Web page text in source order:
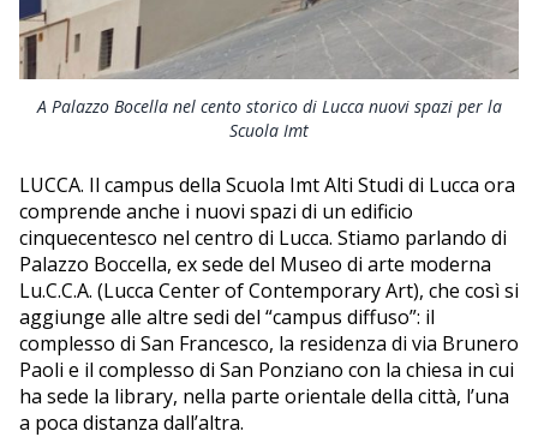
A Palazzo Bocella nel cento storico di Lucca nuovi spazi per la
Scuola Imt
LUCCA. Il campus della Scuola Imt Alti Studi di Lucca ora
comprende anche i nuovi spazi di un edificio
cinquecentesco nel centro di Lucca. Stiamo parlando di
Palazzo Boccella, ex sede del Museo di arte moderna
Lu.C.C.A. (Lucca Center of Contemporary Art), che così si
aggiunge alle altre sedi del “campus diffuso”: il
complesso di San Francesco, la residenza di via Brunero
Paoli e il complesso di San Ponziano con la chiesa in cui
ha sede la library, nella parte orientale della città, l’una
a poca distanza dall’altra.